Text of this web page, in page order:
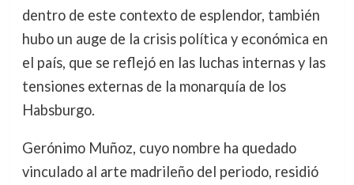
dentro de este contexto de esplendor, también
hubo un auge de la crisis política y económica en
el país, que se reflejó en las luchas internas y las
tensiones externas de la monarquía de los
Habsburgo.
Gerónimo Muñoz, cuyo nombre ha quedado
vinculado al arte madrileño del periodo, residió